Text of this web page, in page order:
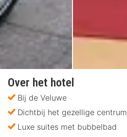
Over het hotel
Bij de Veluwe
Dichtbij het gezellige centrum
Luxe suites met bubbelbad